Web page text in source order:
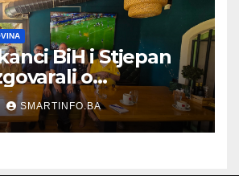
BiH i Stjepan
o
putu Bosne i
SMARTINFO.BA